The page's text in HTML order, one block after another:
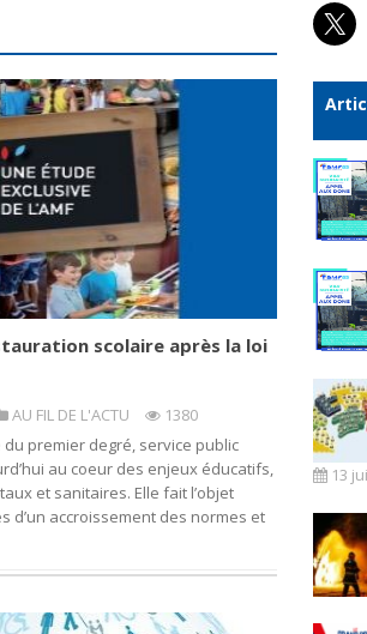
scolaire après la loi
AU FIL DE L'ACTU
1380
premier degré, service public
au coeur des enjeux éducatifs,
et sanitaires. Elle fait l’objet
d’un accroissement des normes et
X
13